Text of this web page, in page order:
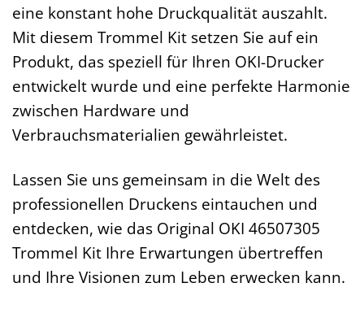
eine konstant hohe Druckqualität auszahlt.
Mit diesem Trommel Kit setzen Sie auf ein
Produkt, das speziell für Ihren OKI-Drucker
entwickelt wurde und eine perfekte Harmonie
zwischen Hardware und
Verbrauchsmaterialien gewährleistet.
Lassen Sie uns gemeinsam in die Welt des
professionellen Druckens eintauchen und
entdecken, wie das Original OKI 46507305
Trommel Kit Ihre Erwartungen übertreffen
und Ihre Visionen zum Leben erwecken kann.